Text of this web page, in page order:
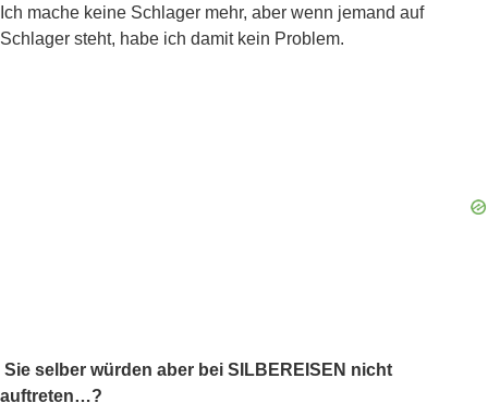
Ich mache keine Schlager mehr, aber wenn jemand auf
Schlager steht, habe ich damit kein Problem.
Sie selber würden aber bei SILBEREISEN nicht
auftreten…?